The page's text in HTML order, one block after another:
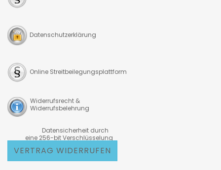
Datenschutzerklärung
Online Streitbeilegungsplattform
Widerrufsrecht &
Widerrufsbelehrung
Datensicherheit durch
eine 256-bit Verschlüsselung
VERTRAG WIDERRUFEN